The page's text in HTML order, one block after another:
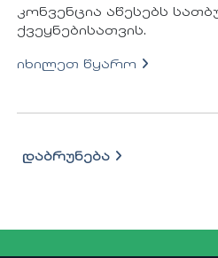
კონვენცია აწესებს
ქვეყნებისათვის.
იხილეთ წყარო
დაბრუნება